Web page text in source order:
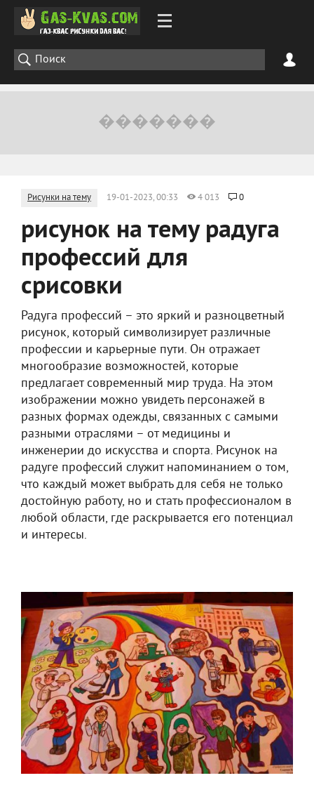
Рисунки на тему 19-01-2023, 00:33 4 013 0
рисунок на тему радуга
профессий для
срисовки
Радуга профессий – это яркий и разноцветный
рисунок, который символизирует различные
профессии и карьерные пути. Он отражает
многообразие возможностей, которые
предлагает современный мир труда. На этом
изображении можно увидеть персонажей в
разных формах одежды, связанных с самыми
разными отраслями – от медицины и
инженерии до искусства и спорта. Рисунок на
радуге профессий служит напоминанием о том,
что каждый может выбрать для себя не только
достойную работу, но и стать профессионалом в
любой области, где раскрывается его потенциал
и интересы.